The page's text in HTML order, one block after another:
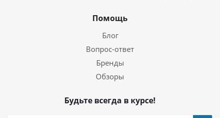
Помощь
Блог
Вопрос-ответ
Бренды
Обзоры
Будьте всегда в курсе!